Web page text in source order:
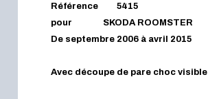
Référence 5415
pour SKODA ROOMSTER
De septembre 2006 à avril 2015
Avec découpe de pare choc visible